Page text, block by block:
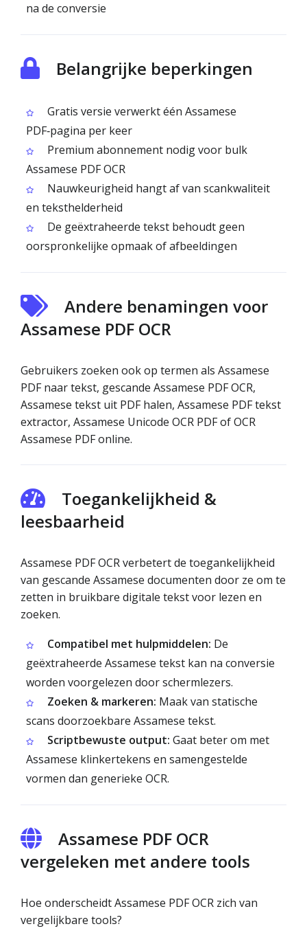
na de conversie
Belangrijke beperkingen
Gratis versie verwerkt één Assamese
PDF‑pagina per keer
Premium abonnement nodig voor bulk
Assamese PDF OCR
Nauwkeurigheid hangt af van scan­kwaliteit
en teksthelderheid
De geëxtraheerde tekst behoudt geen
oorspronkelijke opmaak of afbeeldingen
Andere benamingen voor
Assamese PDF OCR
Gebruikers zoeken ook op termen als Assamese
PDF naar tekst, gescande Assamese PDF OCR,
Assamese tekst uit PDF halen, Assamese PDF tekst
extractor, Assamese Unicode OCR PDF of OCR
Assamese PDF online.
Toegankelijkheid &
leesbaarheid
Assamese PDF OCR verbetert de toegankelijkheid
van gescande Assamese documenten door ze om te
zetten in bruikbare digitale tekst voor lezen en
zoeken.
Compatibel met hulpmiddelen: De
geëxtraheerde Assamese tekst kan na conversie
worden voorgelezen door schermlezers.
Zoeken & markeren: Maak van statische
scans doorzoekbare Assamese tekst.
Scriptbewuste output: Gaat beter om met
Assamese klinkertekens en samengestelde
vormen dan generieke OCR.
Assamese PDF OCR
vergeleken met andere tools
Hoe onderscheidt Assamese PDF OCR zich van
vergelijkbare tools?